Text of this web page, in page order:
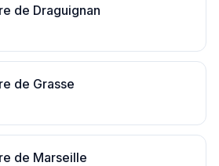
de Draguignan
de Grasse
de Marseille